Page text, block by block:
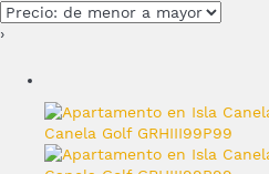
›